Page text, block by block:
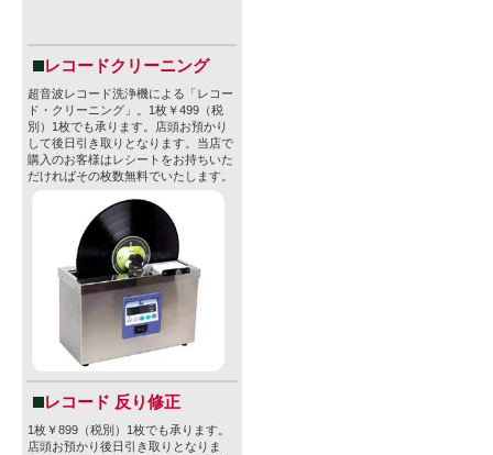
レコードクリーニング
超音波レコード洗浄機による「レコー
ド・クリーニング」。1枚￥499（税
別）1枚でも承ります。店頭お預かり
して後日引き取りとなります。当店で
購入のお客様はレシートをお持ちいた
だければその枚数無料でいたします。
レコード 反り修正
1枚￥899（税別）1枚でも承ります。
店頭お預かり後日引き取りとなりま